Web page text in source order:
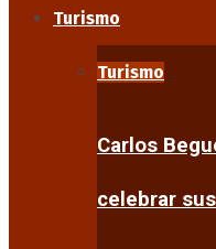
Turismo
Turismo
Carlos
celebrar